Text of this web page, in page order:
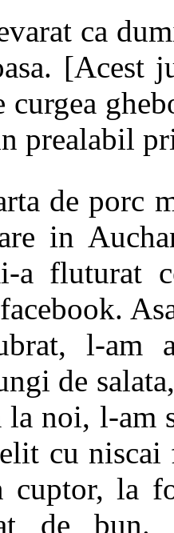
ca
[Acest
curgea
prealabil
de porc
in
a fluturat
l-am
de
la noi, l-
cu
cuptor, la
de bun.